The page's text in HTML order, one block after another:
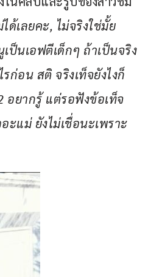
ด้เลยคะ, ไม่จริงใช่มั้ย
ป็นเอฟตีเด็กๆ ถ้าเป็นจริง
ก่อน สติ จริงเท็จยังไงก็
อยากรู้ แต่รอฟังข้อเท็จ
แม่ ยังไม่เชื่อนะเพราะ